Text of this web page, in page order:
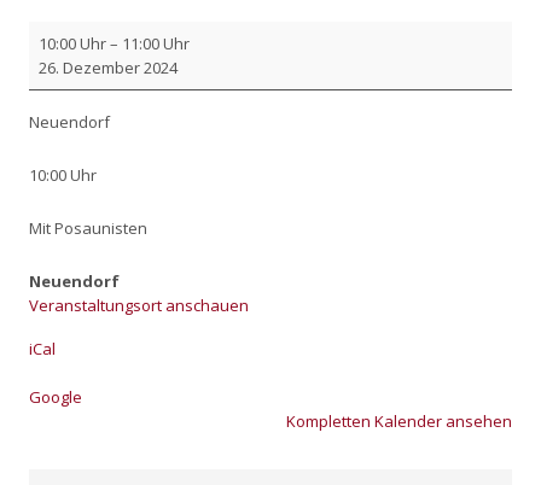
tes­
dienst
10:00 Uhr– 11:00 Uhr
26. Dezem­ber 2024
Neu­en­dorf
10:00 Uhr
Mit Posau­nis­ten
Neuendorf
Veranstaltungsort anschauen
iCal
Goog­le
Kom­plet­ten Kalen­der anse­hen